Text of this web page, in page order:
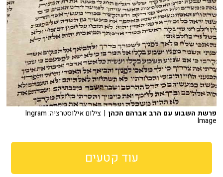
פרשת השבוע עם הרב אברהם הכהן | צילום אילוסטרציה: Ingram
Image
עוד קטעים